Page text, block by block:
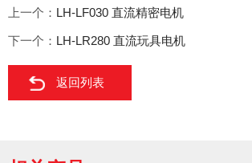
上一个： LH-LF030 直流精密电机
下一个： LH-LR280 直流玩具电机
返回列表